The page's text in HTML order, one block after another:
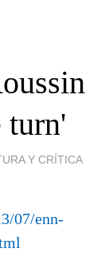
turn'
Y CRÍTICA
07/enn-